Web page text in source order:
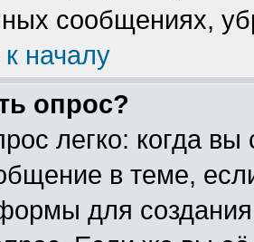
сообщениях,
началу
опрос?
легко: когда
в теме,
для